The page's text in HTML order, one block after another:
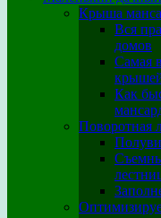
Крыша
Вся
домов
Самая
Как
Поворотная